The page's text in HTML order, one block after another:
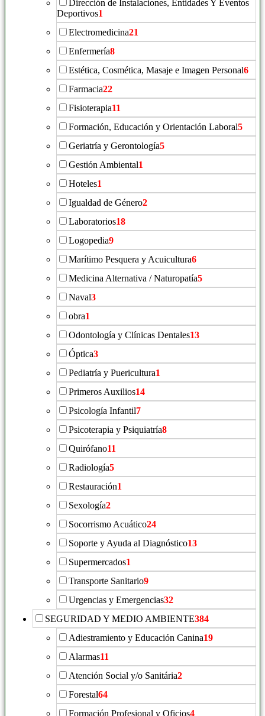
Dirección de Instalaciones, Entidades Y Eventos
Deportivos1
Electromedicina21
Enfermería8
Estética, Cosmética, Masaje e Imagen Personal6
Farmacia22
Fisioterapia11
Formación, Educación y Orientación Laboral5
Geriatría y Gerontología5
Gestión Ambiental1
Hoteles1
Igualdad de Género2
Laboratorios18
Logopedia9
Marítimo Pesquera y Acuicultura6
Medicina Alternativa / Naturopatía5
Naval3
obra1
Odontología y Clínicas Dentales13
Óptica3
Pediatría y Puericultura1
Primeros Auxilios14
Psicología Infantil7
Psicoterapia y Psiquiatría8
Quirófano11
Radiología5
Restauración1
Sexología2
Socorrismo Acuático24
Soporte y Ayuda al Diagnóstico13
Supermercados1
Transporte Sanitario9
Urgencias y Emergencias32
SEGURIDAD Y MEDIO AMBIENTE384
Adiestramiento y Educación Canina19
Alarmas11
Atención Social y/o Sanitária2
Forestal64
Formación Profesional y Oficios4